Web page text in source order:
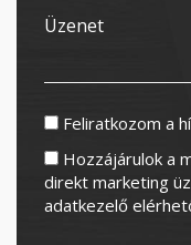
Feliratkozom a
Hozzájárulok a
direkt marketing
adatkezelő